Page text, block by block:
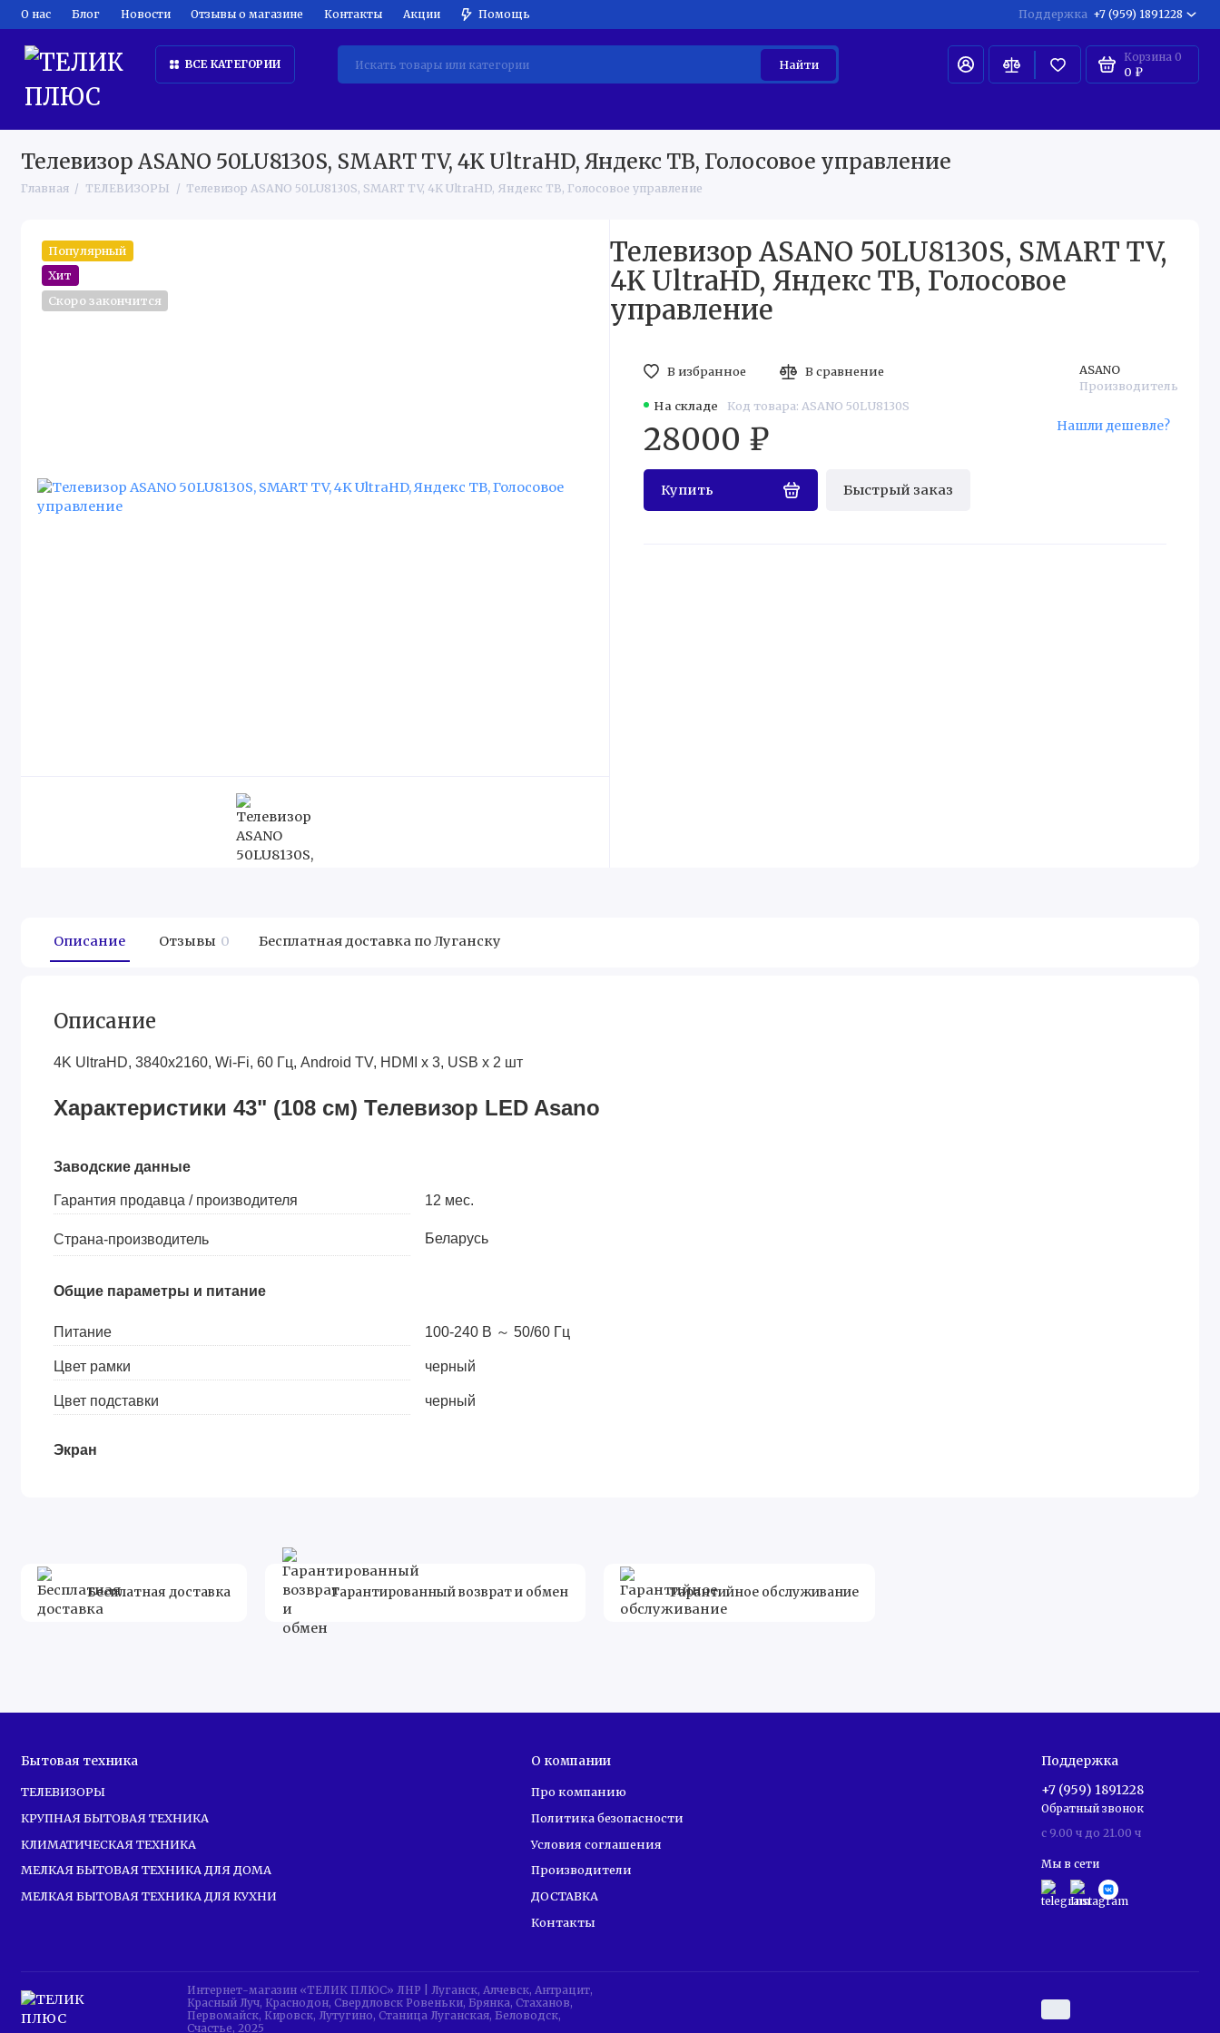
О нас Блог Новости Отзывы о магазине Контакты Акции Помощь Поддержка +7 (959) 1891228
ВСЕ КАТЕГОРИИ Найти
Корзина 0
0 ₽
ТЕЛЕВИЗОРЫ
Телевизор ASANO 50LU8130S, SMART TV, 4K UltraHD, Яндекс ТВ, Голосовое управление
Главная ТЕЛЕВИЗОРЫ Телевизор ASANO 50LU8130S, SMART TV, 4K UltraHD, Яндекс ТВ, Голосовое управление
Популярный
Хит
Скоро закончится
Телевизор ASANO 50LU8130S, SMART TV,
4K UltraHD, Яндекс ТВ, Голосовое
управление
На складе Код товара: ASANO 50LU8130S
ASANO
Производитель
28000 ₽
Купить Быстрый заказ
Нашли дешевле?
В избранное В сравнение
Описание Отзывы 0 Бесплатная доставка по Луганску
Описание
4K UltraHD, 3840x2160, Wi-Fi, 60 Гц, Android TV, HDMI х 3, USB х 2 шт
Характеристики 43" (108 см) Телевизор LED Asano
Заводские данные
Гарантия продавца / производителя 12 мес.
Страна-производитель Беларусь
Общие параметры и питание
Питание 100-240 В ～ 50/60 Гц
Цвет рамки черный
Цвет подставки черный
Экран
Угол обзора
Smart TV
Операционная система
Прием сигнала
Бесплатная доставка Гарантированный возврат и обмен Гарантийное обслуживание
Бытовая техника
ТЕЛЕВИЗОРЫ
КРУПНАЯ БЫТОВАЯ ТЕХНИКА
КЛИМАТИЧЕСКАЯ ТЕХНИКА
МЕЛКАЯ БЫТОВАЯ ТЕХНИКА ДЛЯ ДОМА
МЕЛКАЯ БЫТОВАЯ ТЕХНИКА ДЛЯ КУХНИ
О компании
Про компанию
Политика безопасности
Условия соглашения
Производители
ДОСТАВКА
Контакты
Поддержка
+7 (959) 1891228
Обратный звонок
c 9.00 ч до 21.00 ч
Мы в сети
Интернет-магазин «ТЕЛИК ПЛЮС» ЛНР | Луганск, Алчевск, Антрацит,
Красный Луч, Краснодон, Свердловск Ровеньки, Брянка, Стаханов,
Первомайск, Кировск, Лутугино, Станица Луганская, Беловодск,
Счастье, 2025